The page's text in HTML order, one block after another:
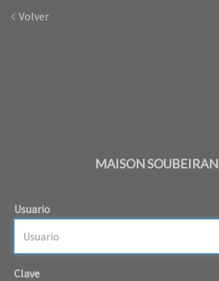
Volver
MAISON SOUBEIRAN
Usuario
Clave